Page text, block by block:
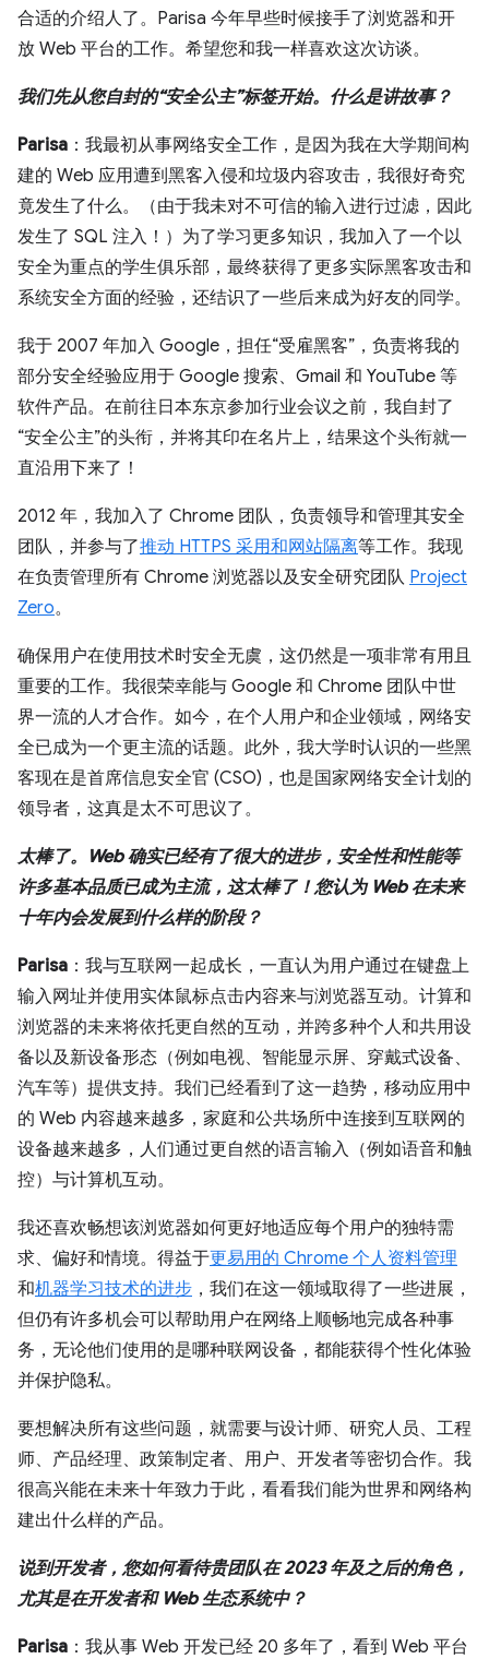
合适的介绍人了。Parisa 今年早些时候接手了浏览器和开
放 Web 平台的工作。希望您和我一样喜欢这次访谈。
我们先从您自封的“安全公主”标签开始。什么是讲故事？
Parisa ：我最初从事网络安全工作，是因为我在大学期间构
建的 Web 应用遭到黑客入侵和垃圾内容攻击，我很好奇究
竟发生了什么。（由于我未对不可信的输入进行过滤，因此
发生了 SQL 注入！）为了学习更多知识，我加入了一个以
安全为重点的学生俱乐部，最终获得了更多实际黑客攻击和
系统安全方面的经验，还结识了一些后来成为好友的同学。
我于 2007 年加入 Google，担任“受雇黑客”，负责将我的
部分安全经验应用于 Google 搜索、Gmail 和 YouTube 等
软件产品。在前往日本东京参加行业会议之前，我自封了
“安全公主”的头衔，并将其印在名片上，结果这个头衔就一
直沿用下来了！
2012 年，我加入了 Chrome 团队，负责领导和管理其安全
团队，并参与了推动 HTTPS 采用和网站隔离等工作。我现
在负责管理所有 Chrome 浏览器以及安全研究团队 Project
Zero。
确保用户在使用技术时安全无虞，这仍然是一项非常有用且
重要的工作。我很荣幸能与 Google 和 Chrome 团队中世
界一流的人才合作。如今，在个人用户和企业领域，网络安
全已成为一个更主流的话题。此外，我大学时认识的一些黑
客现在是首席信息安全官 (CSO)，也是国家网络安全计划的
领导者，这真是太不可思议了。
太棒了。Web 确实已经有了很大的进步，安全性和性能等
许多基本品质已成为主流，这太棒了！您认为 Web 在未来
十年内会发展到什么样的阶段？
Parisa ：我与互联网一起成长，一直认为用户通过在键盘上
输入网址并使用实体鼠标点击内容来与浏览器互动。计算和
浏览器的未来将依托更自然的互动，并跨多种个人和共用设
备以及新设备形态（例如电视、智能显示屏、穿戴式设备、
汽车等）提供支持。我们已经看到了这一趋势，移动应用中
的 Web 内容越来越多，家庭和公共场所中连接到互联网的
设备越来越多，人们通过更自然的语言输入（例如语音和触
控）与计算机互动。
我还喜欢畅想该浏览器如何更好地适应每个用户的独特需
求、偏好和情境。得益于更易用的 Chrome 个人资料管理
和机器学习技术的进步 ，我们在这一领域取得了一些进展，
但仍有许多机会可以帮助用户在网络上顺畅地完成各种事
务，无论他们使用的是哪种联网设备，都能获得个性化体验
并保护隐私。
要想解决所有这些问题，就需要与设计师、研究人员、工程
师、产品经理、政策制定者、用户、开发者等密切合作。我
很高兴能在未来十年致力于此，看看我们能为世界和网络构
建出什么样的产品。
说到开发者，您如何看待贵团队在 2023 年及之后的角色，
尤其是在开发者和 Web 生态系统中？
Parisa ：我从事 Web 开发已经 20 多年了，看到 Web 平台